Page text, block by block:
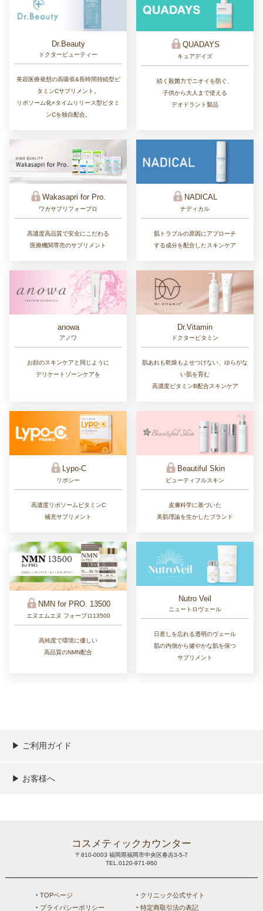
Dr.Beauty
ドクタービューティー
美容医療発想の高吸収&長時間持続型ビ
タミンCサプリメント。
リポソーム化×タイムリリース型ビタミ
ンCを独自配合。
QUADAYS
キュアデイズ
続く殺菌力でニオイを防ぐ、
子供から大人まで使える
デオドラント製品
Wakasapri for Pro.
ワカサプリフォープロ
高濃度高品質で安全にこだわる
医療機関専売のサプリメント
NADICAL
ナディカル
肌トラブルの原因にアプローチ
する成分を配合したスキンケア
anowa
アノワ
お顔のスキンケアと同じように
デリケートゾーンケアを
Dr.Vitamin
ドクタービタミン
肌あれも乾燥もよせつけない、ゆらがな
い肌を育む
高濃度ビタミンB配合スキンケア
Lypo-C
リポシー
高濃度リポソームビタミンC
補充サプリメント
Beautiful Skin
ビューティフルスキン
皮膚科学に基づいた
美肌理論を生かしたブランド
NMN for PRO. 13500
エヌエムエヌ フォープロ13500
高純度で環境に優しい
高品質のNMN配合
Nutro Veil
ニュートロヴェール
日差しを忘れる透明のヴェール
肌の内側から健やかな肌を保つ
サプリメント
▶︎ ご利用ガイド
ご利用ガイド
決済／配送／送料について
取り扱い商品一覧
顧客情報の取扱について
特定商取引法の表記
▶︎ お客様へ
コスメティックカウンター
〒810-0003 福岡県福岡市中央区春吉3-5-7
TEL.0120-971-960
‣ TOPページ
‣ クリニック公式サイト
‣ プライバシーポリシー
‣ 特定商取引法の表記